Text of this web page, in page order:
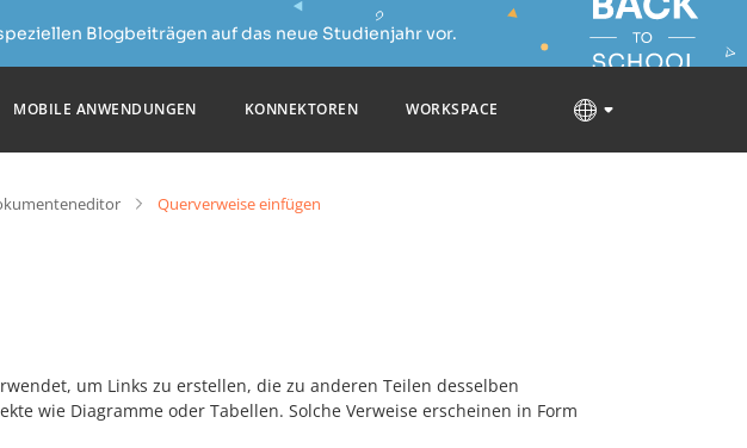
Blogbeiträgen auf das neue Studienjahr vor.
MOBILE ANWENDUNGEN KONNEKTOREN WORKSPACE
Querverweise einfügen
um Links zu erstellen, die zu anderen Teilen desselben
wie Diagramme oder Tabellen. Solche Verweise erscheinen in Form